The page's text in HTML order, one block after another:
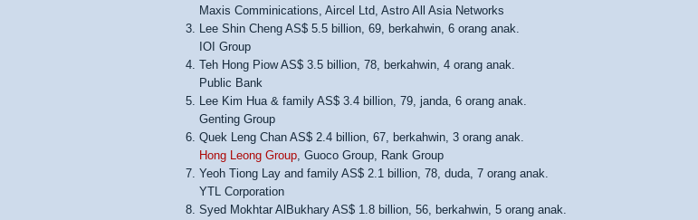
Maxis Comminications, Aircel Ltd, Astro All Asia Networks
Lee Shin Cheng AS$ 5.5 billion, 69, berkahwin, 6 orang anak.
IOI Group
Teh Hong Piow AS$ 3.5 billion, 78, berkahwin, 4 orang anak.
Public Bank
Lee Kim Hua & family AS$ 3.4 billion, 79, janda, 6 orang anak.
Genting Group
Quek Leng Chan AS$ 2.4 billion, 67, berkahwin, 3 orang anak.
Hong Leong Group, Guoco Group, Rank Group
Yeoh Tiong Lay and family AS$ 2.1 billion, 78, duda, 7 orang anak.
YTL Corporation
Syed Mokhtar AlBukhary AS$ 1.8 billion, 56, berkahwin, 5 orang anak.